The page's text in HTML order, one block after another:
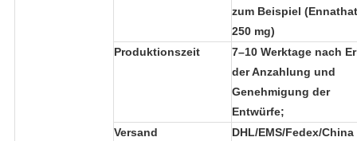
zum Beispiel
250 mg)
Produktionszeit
7–10 Werktage nach
der Anzahlung und
Genehmigung der
Entwürfe;
Versand
DHL/EMS/Fedex/China